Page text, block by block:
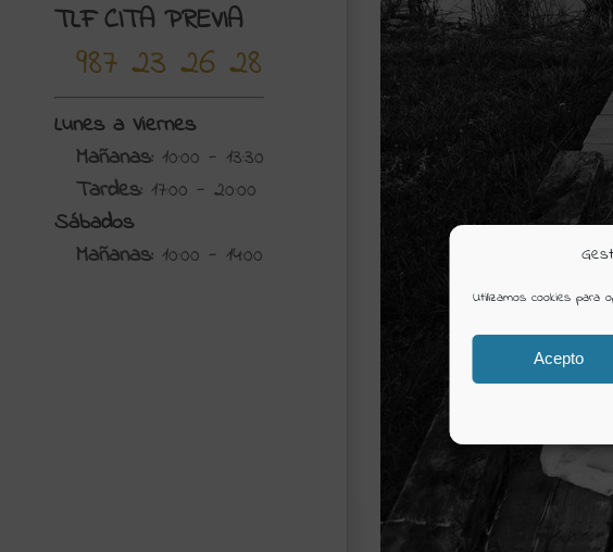
Utilizamos cookies para
Acepto
TLF CITA PREVIA
987 23 26 28
Lunes a Viernes
Mañanas: 10:00 - 13:30
Tardes: 17:00 - 20:00
Sábados
Mañanas: 10:00 - 14:00